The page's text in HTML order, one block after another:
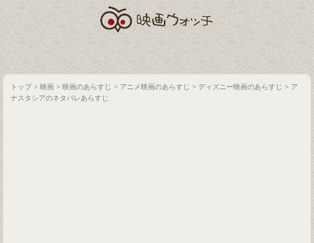
トップ>映画 >映画のあらすじ > アニメ映画のあらすじ > ディズニー映画のあらすじ > ア
ナスタシアのネタバレあらすじ